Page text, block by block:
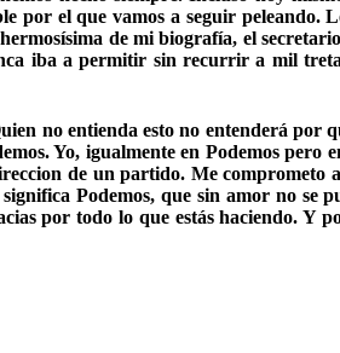
por el que vamos a seguir peleando.
de mi biografía, el
iba a permitir sin recurrir a mil
no entienda esto no entenderá por
Yo, igualmente en Podemos pero
de un partido. Me comprometo
Podemos, que sin amor no se
por todo lo que estás haciendo. Y